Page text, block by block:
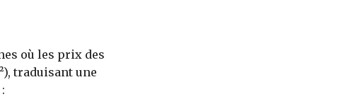
où les prix des
traduisant une